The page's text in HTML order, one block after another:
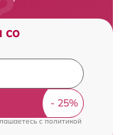
со
cполитикой